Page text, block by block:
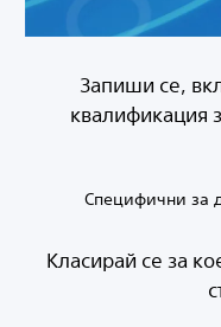
Запиши се,
квалификация
Специфични за
Класирай се за